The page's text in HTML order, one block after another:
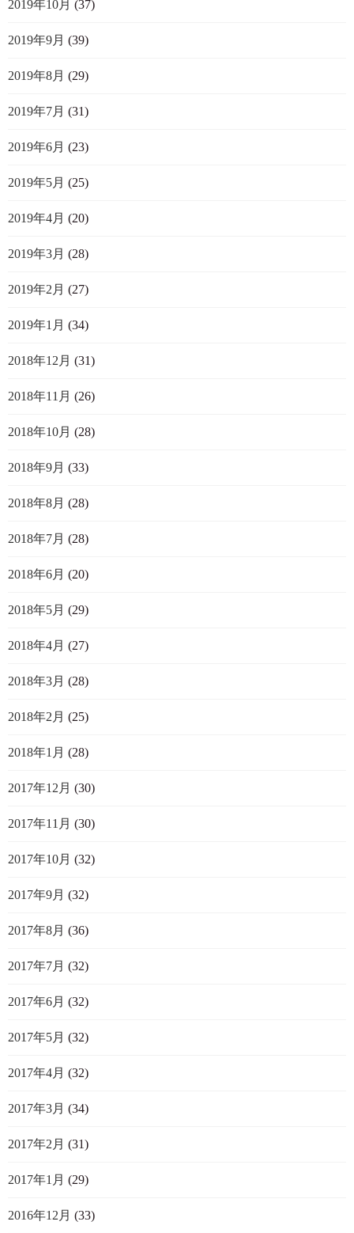
2019年10月 (37)
2019年9月 (39)
2019年8月 (29)
2019年7月 (31)
2019年6月 (23)
2019年5月 (25)
2019年4月 (20)
2019年3月 (28)
2019年2月 (27)
2019年1月 (34)
2018年12月 (31)
2018年11月 (26)
2018年10月 (28)
2018年9月 (33)
2018年8月 (28)
2018年7月 (28)
2018年6月 (20)
2018年5月 (29)
2018年4月 (27)
2018年3月 (28)
2018年2月 (25)
2018年1月 (28)
2017年12月 (30)
2017年11月 (30)
2017年10月 (32)
2017年9月 (32)
2017年8月 (36)
2017年7月 (32)
2017年6月 (32)
2017年5月 (32)
2017年4月 (32)
2017年3月 (34)
2017年2月 (31)
2017年1月 (29)
2016年12月 (33)